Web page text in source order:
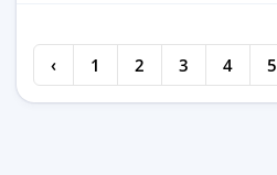
‹ 1 2 3 4 5